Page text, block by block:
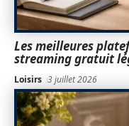
Les meilleures
streaming gratuit
Loisirs 3 juillet 2026